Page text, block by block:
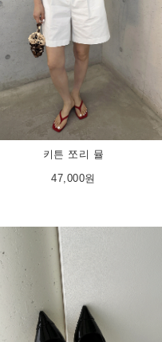
키튼 쪼리 뮬
47,000원